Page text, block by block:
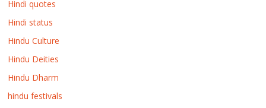
Hindi quotes
Hindi status
Hindu Culture
Hindu Deities
Hindu Dharm
hindu festivals